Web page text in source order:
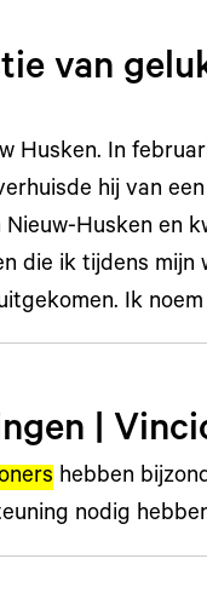
van
Husken. In
hij van
Husken en
die ik tijdens mijn
Ik
|
hebben
nodig